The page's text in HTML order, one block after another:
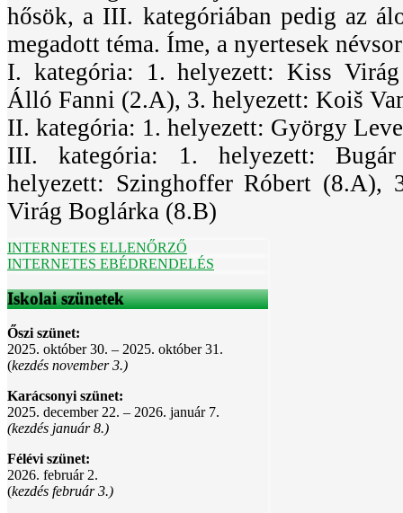
hősök, a III. kategóriában pedig az
megadott téma. Íme, a nyertesek
I. kategória: 1. helyezett: Kiss
Álló Fanni (2.A), 3. helyezett: Koiš
II. kategória: 1. helyezett: György
III. kategória: 1. helyezett:
helyezett: Szinghoffer Róbert (8.A),
Virág Boglárka (8.B)
INTERNETES ELLENŐRZŐ
INTERNETES EBÉDRENDELÉS
Iskolai szünetek
Őszi szünet:
2025. október 30. – 2025. október 31.
(kezdés november 3.)
Karácsonyi szünet:
2025. december 22. – 2026. január 7.
(kezdés január 8.)
Félévi szünet:
2026. február 2.
(kezdés február 3.)